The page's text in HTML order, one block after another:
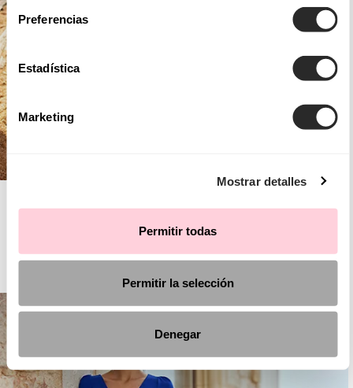
Preferencias
Estadística
Marketing
Mostrar detalles
Permitir todas
Permitir la selección
Denegar